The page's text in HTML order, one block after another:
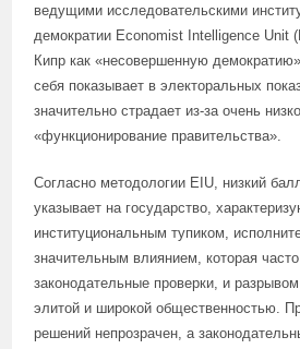
ведущими исследовательскими
демократии Economist Intelligence Unit
Кипр как «несовершенную
себя показывает в электоральных
значительно страдает из-за очень
«функционирование правительства».
Согласно методологии EIU, низкий
указывает на государство,
институциональным тупиком,
значительным влиянием, которая
законодательные проверки, и
элитой и широкой общественностью.
решений непрозрачен, а